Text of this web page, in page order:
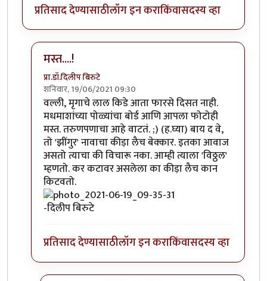
प्रतिसाद देण्यासाठीलॉग इन कराकिंवासदस्य व्हा
मस्त....!
प्रा.डॉ.दिलीप बिरुटे
शनिवार, 19/06/2021 09:30
In reply to'किडे' आवडले.byप्रचेतस
वल्ली, मृगाचे लाल किडे आता फारसे दिसत नाही.
मधमाशांच्या पोळ्यांचा बोर्ड आणि आपला फोटोही
मस्त. तरुणपणाचा आहे वाटतं. ;) (ह.घ्या) बाय द वे,
तो 'झींगुर' नावाचा कीड़ा लैच बेक्कार. इतका आवाज
असतो त्याचा की विचारू नका. आम्ही त्याला 'विठ्ठल'
म्हणतो. कर कटावर असलेला का कीड़ा लैच कान
किटवतो.
-दिलीप बिरुटे
प्रतिसाद देण्यासाठीलॉग इन कराकिंवासदस्य व्हा